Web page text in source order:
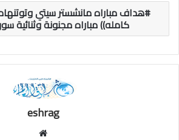
كامله)) مباراه مجنونة وثنائية
eshrag